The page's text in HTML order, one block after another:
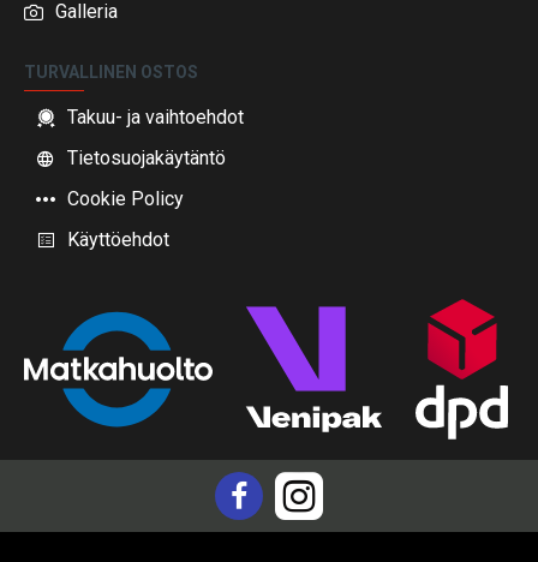
Galleria
TURVALLINEN OSTOS
Takuu- ja vaihtoehdot
Tietosuojakäytäntö
Cookie Policy
Käyttöehdot